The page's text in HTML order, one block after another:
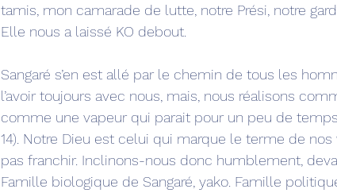
tamis, mon camarade de lutte, notre Prési, notre
Elle nous a laissé KO debout.
Sangaré s’en est allé par le chemin de tous les
l’avoir toujours avec nous, mais, nous réalisons
comme une vapeur qui parait pour un peu de
14). Notre Dieu est celui qui marque le terme de
pas franchir. Inclinons-nous donc humblement,
Famille biologique de Sangaré, yako. Famille